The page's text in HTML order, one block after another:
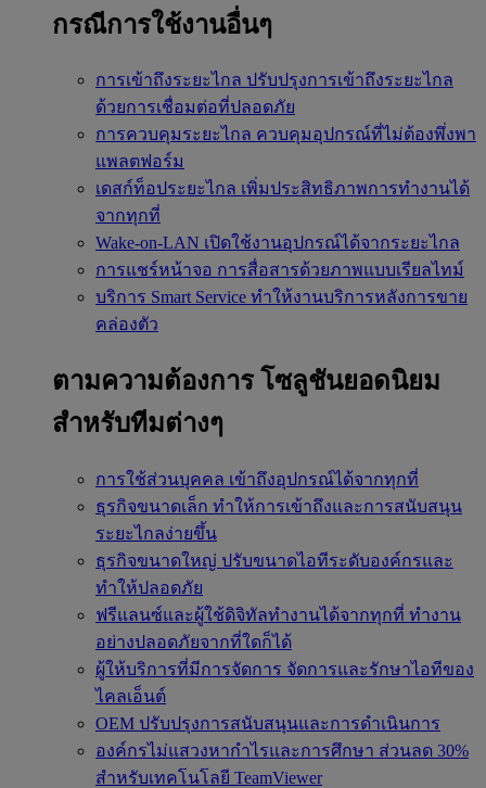
กรณีการใช้งานอื่นๆ
การเข้าถึงระยะไกล ปรับปรุงการเข้าถึงระยะไกล
ด้วยการเชื่อมต่อที่ปลอดภัย
การควบคุมระยะไกล ควบคุมอุปกรณ์ที่ไม่ต้องพึ่งพา
แพลตฟอร์ม
เดสก์ท็อประยะไกล เพิ่มประสิทธิภาพการทำงานได้
จากทุกที่
Wake-on-LAN เปิดใช้งานอุปกรณ์ได้จากระยะไกล
การแชร์หน้าจอ การสื่อสารด้วยภาพแบบเรียลไทม์
บริการ Smart Service ทำให้งานบริการหลังการขาย
คล่องตัว
ตามความต้องการ โซลูชันยอดนิยม
สำหรับทีมต่างๆ
การใช้ส่วนบุคคล เข้าถึงอุปกรณ์ได้จากทุกที่
ธุรกิจขนาดเล็ก ทำให้การเข้าถึงและการสนับสนุน
ระยะไกลง่ายขึ้น
ธุรกิจขนาดใหญ่ ปรับขนาดไอทีระดับองค์กรและ
ทำให้ปลอดภัย
ฟรีแลนซ์และผู้ใช้ดิจิทัลทำงานได้จากทุกที่ ทำงาน
อย่างปลอดภัยจากที่ใดก็ได้
ผู้ให้บริการที่มีการจัดการ จัดการและรักษาไอทีของ
ไคลเอ็นต์
OEM ปรับปรุงการสนับสนุนและการดำเนินการ
องค์กรไม่แสวงหากำไรและการศึกษา ส่วนลด 30%
สำหรับเทคโนโลยี TeamViewer